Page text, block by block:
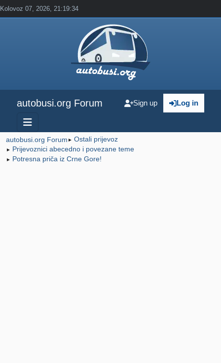
Kolovoz 07, 2026, 21:19:34
autobusi.org Forum Log in
Sign up
autobusi.org Forum ► Ostali prijevoz
► Prijevoznici abecedno i povezane teme
► Potresna priča iz Crne Gore!